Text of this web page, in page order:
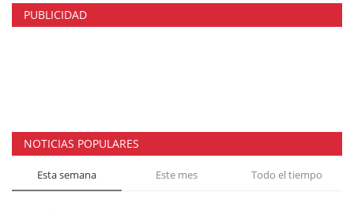
PUBLICIDAD
NOTICIAS POPULARES
Esta semana Este mes Todo el tiempo